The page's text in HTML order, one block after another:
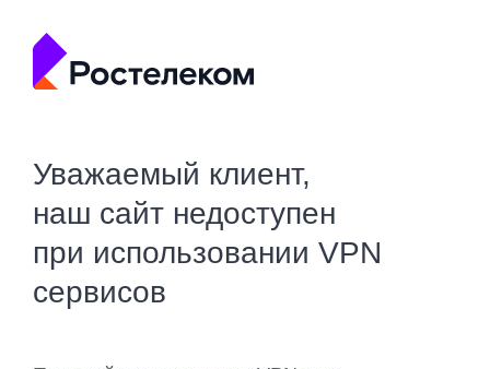
Уважаемый клиент,
наш сайт недоступен
при использовании VPN
сервисов